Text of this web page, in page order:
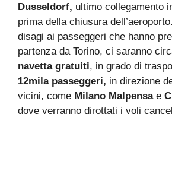
Dusseldorf, ultimo collegamento
prima della chiusura
disagi ai passeggeri che hanno
partenza da Torino, ci saranno
navetta gratuiti, in grado di
12mila passeggeri, in direzione
vicini, come Milano Malpensae
dove verranno dirottati i voli